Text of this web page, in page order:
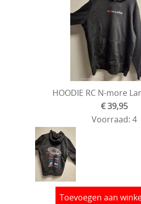
HOODIE RC N-more
€ 39,95
Voorraad: 4
Toevoegen aan